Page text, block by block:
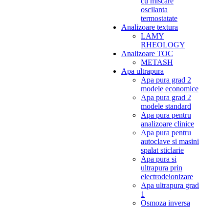
oscilanta
termostatate
Analizoare textura
LAMY
RHEOLOGY
Analizoare TOC
METASH
Apa ultrapura
Apa pura grad 2
modele economice
Apa pura grad 2
modele standard
Apa pura pentru
analizoare clinice
Apa pura pentru
autoclave si masini
spalat sticlarie
Apa pura si
ultrapura prin
electrodeionizare
Apa ultrapura grad
1
Osmoza inversa